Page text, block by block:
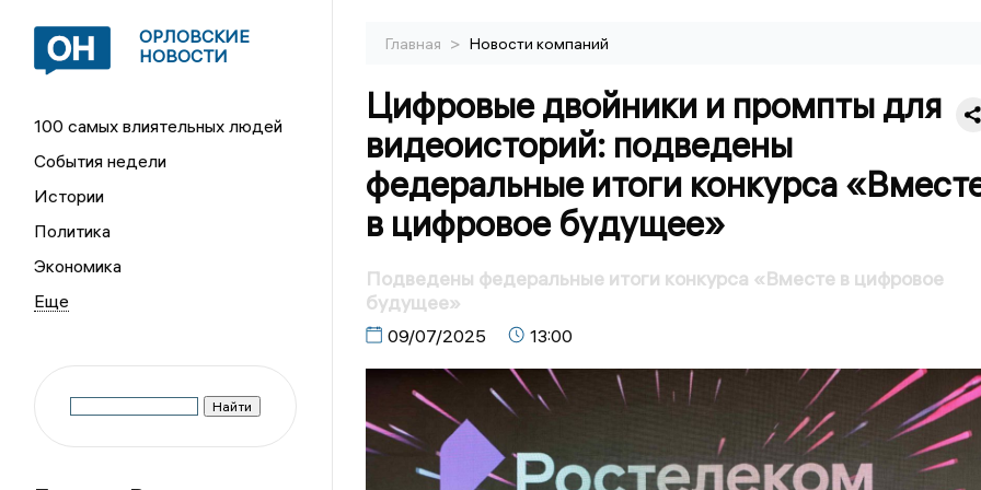
ОРЛОВСКИЕ
НОВОСТИ
100 самых влиятельных людей
События недели
Истории
Политика
Экономика
Главная > Новости компаний
Цифровые двойники и промпты для
видеоисторий: подведены
федеральные итоги конкурса
в цифровое будущее»
Подведены федеральные итоги конкурса «Вместе в цифровое
будущее»
09/07/2025 13:00